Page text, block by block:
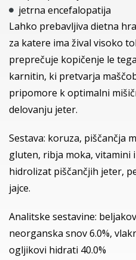
jetrna encefalopatija
Lahko prebavljiva dietna
za katere ima žival visoko
preprečuje kopičenje le
karnitin, ki pretvarja
pripomore k optimalni
delovanju jeter.
Sestava: koruza, piščančja
gluten, ribja moka, vitamini
hidrolizat piščančjih jeter,
jajce.
Analitske sestavine:
neorganska snov 6.0%,
ogljikovi hidrati 40.0%